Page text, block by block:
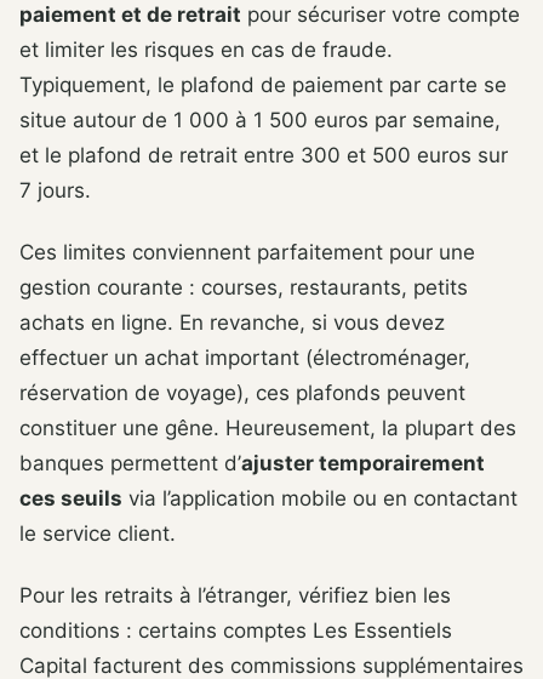
paiement et de retrait pour sécuriser votre compte
et limiter les risques en cas de fraude.
Typiquement, le plafond de paiement par carte se
situe autour de 1 000 à 1 500 euros par semaine,
et le plafond de retrait entre 300 et 500 euros sur
7 jours.
Ces limites conviennent parfaitement pour une
gestion courante : courses, restaurants, petits
achats en ligne. En revanche, si vous devez
effectuer un achat important (électroménager,
réservation de voyage), ces plafonds peuvent
constituer une gêne. Heureusement, la plupart des
banques permettent d’ajuster temporairement
ces seuils via l’application mobile ou en contactant
le service client.
Pour les retraits à l’étranger, vérifiez bien les
conditions : certains comptes Les Essentiels
Capital facturent des commissions supplémentaires